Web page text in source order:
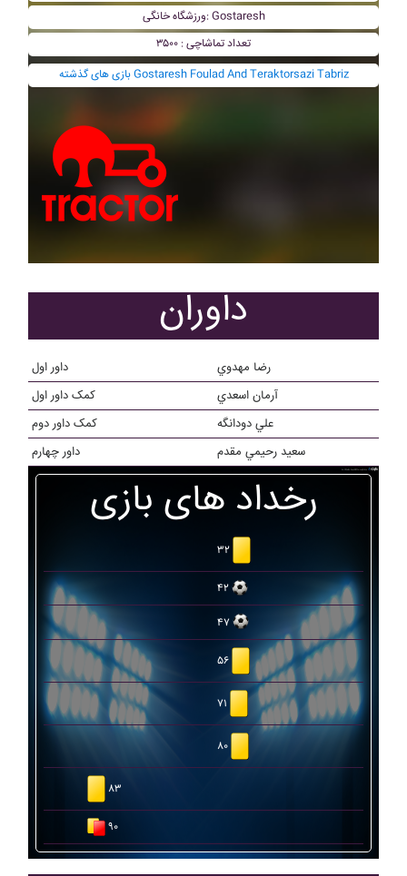
ورزشگاه خانگی: Gostaresh
تعداد تماشاچی : ۳۵۰۰
بازی های گذشته Gostaresh Foulad And Teraktorsazi Tabriz
داوران
داور اول
رضا مهدوي
کمک داور اول
آرمان اسعدي
کمک داور دوم
علي دودانگه
داور چهارم
سعيد رحيمي مقدم
رخداد های بازی
۳۲
۴۲
۴۷
۵۶
۷۱
۸۰
۸۳
۹۰